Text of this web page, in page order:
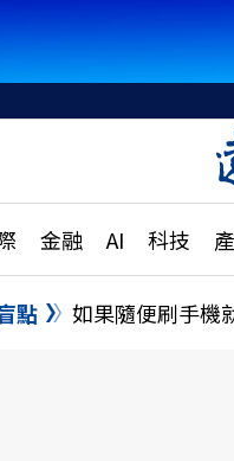
金融 AI 科技
國際
點 如果隨便刷手機